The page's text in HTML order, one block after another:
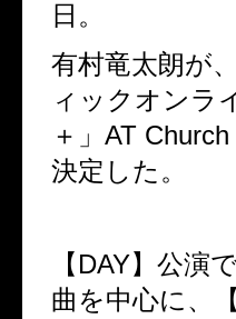
日。
有村竜太朗が、
ィックオンラ
＋」 AT Church
決定した。
【 DAY】公演
曲を中心に、【